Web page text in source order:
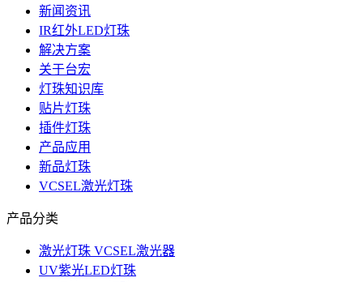
新闻资讯
IR红外LED灯珠
解决方案
关于台宏
灯珠知识库
贴片灯珠
插件灯珠
产品应用
新品灯珠
VCSEL激光灯珠
产品分类
激光灯珠 VCSEL激光器
UV紫光LED灯珠